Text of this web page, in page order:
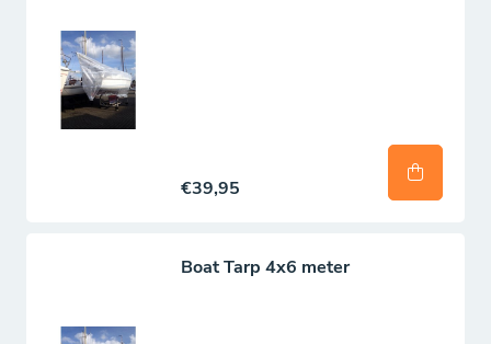
€39,95
Boat Tarp 4x6 meter